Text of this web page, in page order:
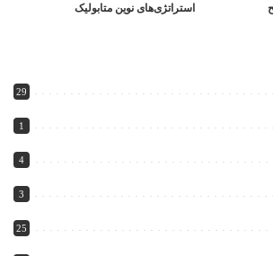
استراتژی‌های نوین متابولیک
29
1
4
3
25